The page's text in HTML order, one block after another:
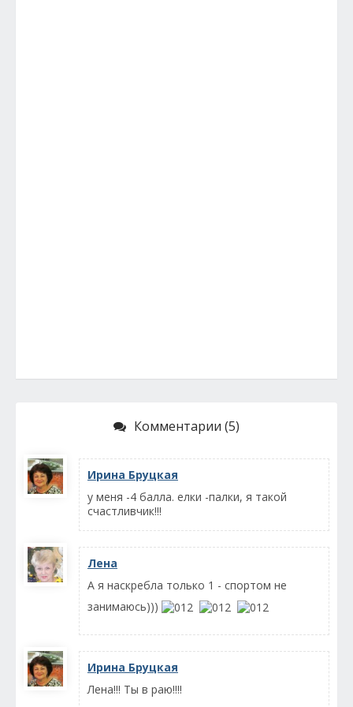
Комментарии (5)
Ирина Бруцкая
у меня -4 балла. елки -палки, я такой
счастливчик!!!
Лена
А я наскребла только 1 - спортом не
занимаюсь)))
Ирина Бруцкая
Лена!!! Ты в раю!!!!